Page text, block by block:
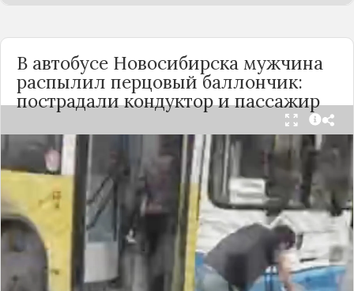
В автобусе Новосибирска мужчина
распылил перцовый баллончик:
пострадали кондуктор и пассажир
Вечером 24 сентября в салоне автобуса маршрута
№18 в Новосибирске произошёл инцидент с
применением перцового баллончика. Как
сообщили очевидцы в
Telegram-канале
«Инцидент Новосибирск», неизвестный
мужчина с бородой сначала вступил в перепалку
с кондуктором, затем поссорился с другими
пассажирами. В ходе конфликта он достал
газовый баллончик и распылил его в салоне.